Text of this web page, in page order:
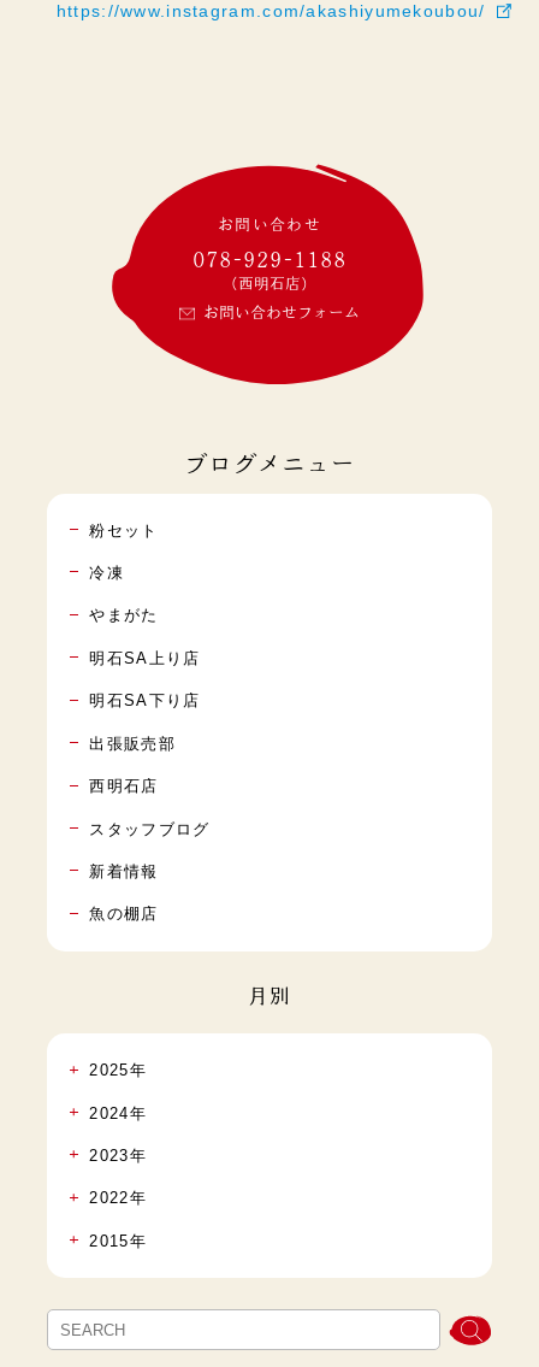
https://www.instagram.com/akashiyumekoubou/
お問い合わせ
078-929-1188
(西明石店)
お問い合わせフォーム
ブログメニュー
粉セット
冷凍
やまがた
明石SA上り店
明石SA下り店
出張販売部
西明石店
スタッフブログ
新着情報
魚の棚店
月別
2025年
2024年
2023年
2022年
2015年